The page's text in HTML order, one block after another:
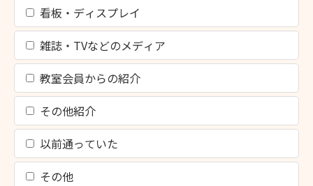
看板・ディスプレイ
雑誌・TVなどのメディア
教室会員からの紹介
その他紹介
以前通っていた
その他